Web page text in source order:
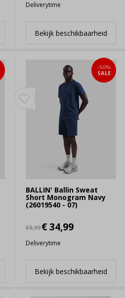
Deliverytime
Bekijk beschikbaarheid
BALLIN' Ballin Sweat
Short Monogram Navy
(26019540 - 07)
-50%
SALE
69,99€ 34,99
Deliverytime
Bekijk beschikbaarheid